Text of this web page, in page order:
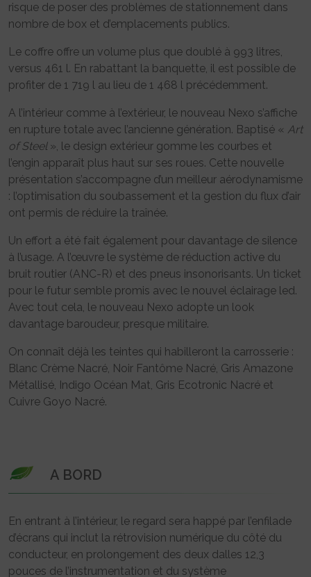
risque de poser des problèmes de stationnement dans
nombre de box et d’emplacements publics.
Le coffre offre un volume plus que doublé à 993 litres,
versus 461 l. En rabattant la banquette, il est possible de
profiter de 1 719 l au lieu de 1 468 l précédemment.
A l’intérieur comme à l’extérieur, le nouveau Nexo s’affiche
en rupture totale avec l’ancienne génération. Baptisé « Art
of Steel», le design extérieur gomme les courbes et
l’engin apparaît plus haut sur ses roues. Cette nouvelle
présentation s’accompagne d’un meilleur aérodynamisme
: l’optimisation du soubassement et la gestion du flux d’air
ont permis de réduire la traînée.
Un effort a été fait également pour davantage de silence
à l’usage. A l’œuvre le système de réduction active du
bruit routier (ANC-R) et des pneus insonorisants. Un ticket
pour le futur semble promis avec le nouvel éclairage led.
Avec tout cela, le nouveau Nexo adopte un look
davantage baroudeur, presque militaire.
On connaît déjà les teintes qui habilleront la carrosserie :
Blanc Crème Nacré, Noir Fantôme Nacré, Gris Amazone
Métallisé, Indigo Océan Mat, Gris Ecotronic Nacré et
Cuivre Goyo Nacré.
A BORD
En entrant à l’intérieur, le regard sera happé par l’enfilade
d’écrans qui inclut la rétrovision numérique du côté du
conducteur, en prolongement des deux dalles 12,3
pouces de l’instrumentation et du système